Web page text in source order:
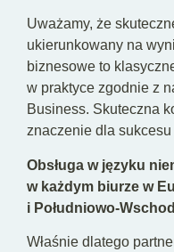
Uważamy, że
ukierunkowany na
biznesowe to
w praktyce zgodnie z
Business. Skuteczna
znaczenie dla
Obsługa w języku
w każdym biurze w
i Południowo-
Właśnie dlatego